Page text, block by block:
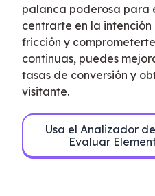
palanca poderosa para
centrarte en la
fricción y
continuas, puedes
tasas de conversión y
visitante.
Usa el Analizador
Evaluar